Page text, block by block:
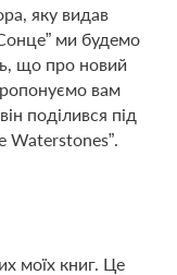
яку видав
ми будемо
що про новий
вам
поділився під
Waterstones”.
моїх книг. Це